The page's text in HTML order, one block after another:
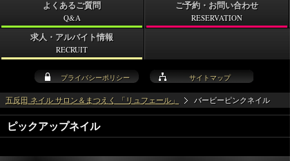
五反田 ネイル サロン＆まつえく 「リュフェール」 バービーピンクネイル
ピックアップネイル
プライバシーポリシー サイトマップ
よくあるご質問
Q&A
ご予約・お問い合わせ
RESERVATION
求人・アルバイト情報
RECRUIT